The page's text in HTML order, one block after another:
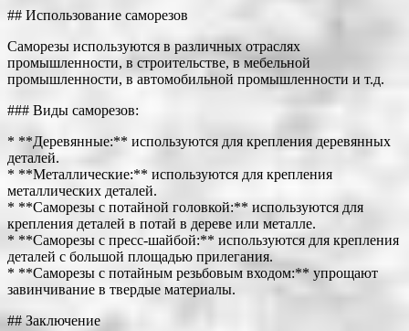
## Использование саморезов
Саморезы используются в различных отраслях
промышленности, в строительстве, в мебельной
промышленности, в автомобильной промышленности и т.д.
### Виды саморезов:
* **Деревянные:** используются для крепления деревянных
деталей.
* **Металлические:** используются для крепления
металлических деталей.
* **Саморезы с потайной головкой:** используются для
крепления деталей в потай в дереве или металле.
* **Саморезы с пресс-шайбой:** используются для крепления
деталей с большой площадью прилегания.
* **Саморезы с потайным резьбовым входом:** упрощают
завинчивание в твердые материалы.
## Заключение